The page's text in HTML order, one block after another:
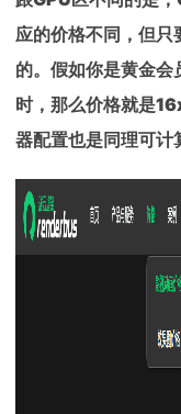
应的价格不同，但只
的。假如你是黄金
时，那么价格就是
器配置也是同理可计